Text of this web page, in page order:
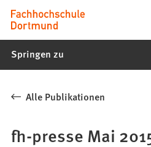
Inhalt anspringen
Fachhochschule
Dortmund
-
Studiengänge,
Bewerbung
Springen zu
Alle Publikationen
fh-presse Mai